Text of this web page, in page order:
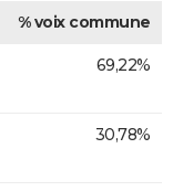
% voix commune
69,22%
30,78%